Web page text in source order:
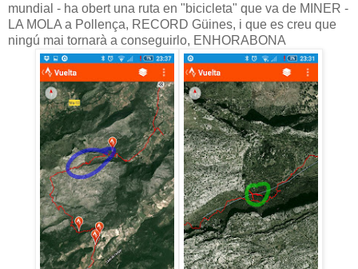
mundial - ha obert una ruta en "bicicleta" que va de MINER -
LA MOLA a Pollença, RECORD Güines, i que es creu que
ningú mai tornarà a conseguirlo, ENHORABONA